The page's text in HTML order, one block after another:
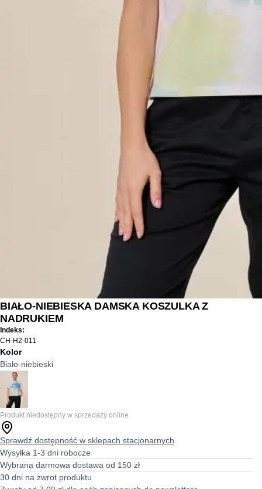
BIAŁO-NIEBIESKA DAMSKA KOSZULKA Z
NADRUKIEM
Indeks:
CH-H2-011
Kolor
Biało-niebieski
Produkt niedostępny w sprzedaży online
Sprawdź dostępność w sklepach stacjonarnych
Wysyłka 1-3 dni robocze
Wybrana darmowa dostawa od 150 zł
30 dni na zwrot produktu